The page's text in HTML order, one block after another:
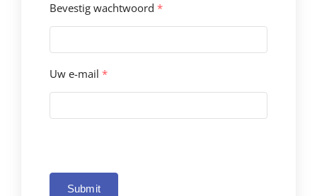
Bevestig wachtwoord *
Uw e-mail *
Submit